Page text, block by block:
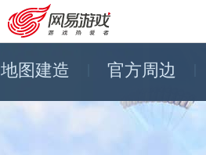
地图建造 官方周边